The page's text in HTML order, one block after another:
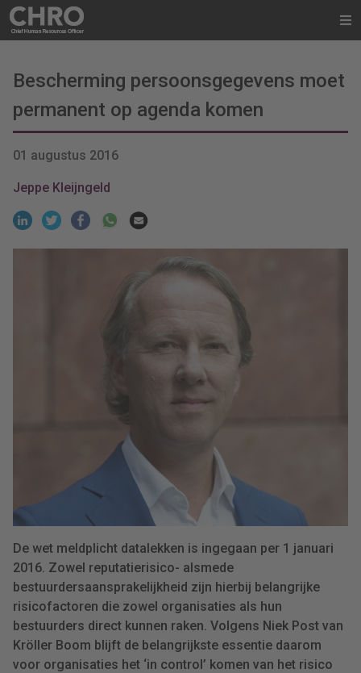
Bescherming persoonsgegevens moet
permanent op agenda komen
01 augustus 2016
Jeppe Kleijngeld
De wet meldplicht datalekken is ingegaan per 1 januari
2016. Zowel reputatierisico- alsmede
bestuurdersaansprakelijkheid zijn hierbij belangrijke
risicofactoren die zowel organisaties als hun
bestuurders direct kunnen raken. Volgens Niek Post van
Kröller Boom blijft de belangrijkste essentie daarom
voor organisaties het ‘in control’ komen van het risico